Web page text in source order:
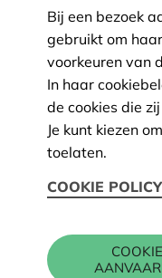
Bij een bezoek
gebruikt om
voorkeuren van
In haar
de cookies die
Je kunt kiezen
toelaten.
COOKIE POLICY